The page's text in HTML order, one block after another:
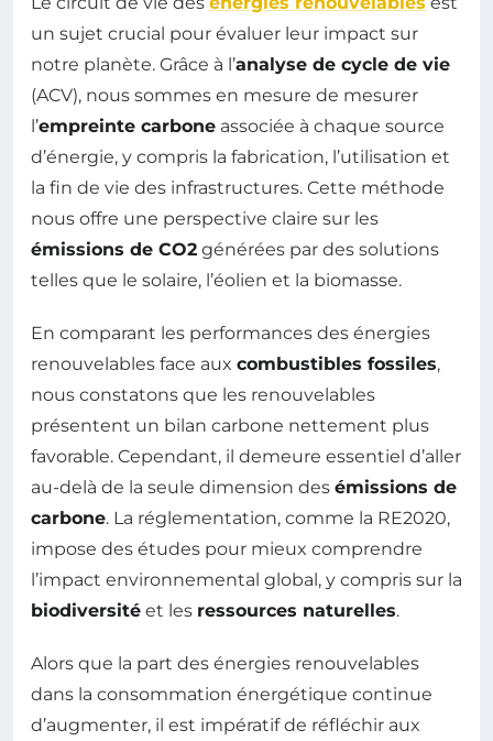
un sujet crucial pour évaluer leur impact sur
notre planète. Grâce à l’analyse de cycle de vie
(ACV), nous sommes en mesure de mesurer
l’empreinte carbone associée à chaque source
d’énergie, y compris la fabrication, l’utilisation et
la fin de vie des infrastructures. Cette méthode
nous offre une perspective claire sur les
émissions de CO2 générées par des solutions
telles que le solaire, l’éolien et la biomasse.
En comparant les performances des énergies
renouvelables face aux combustibles fossiles,
nous constatons que les renouvelables
présentent un bilan carbone nettement plus
favorable. Cependant, il demeure essentiel d’aller
au-delà de la seule dimension des émissions de
carbone. La réglementation, comme la RE2020,
impose des études pour mieux comprendre
l’impact environnemental global, y compris sur la
biodiversité et les ressources naturelles.
Alors que la part des énergies renouvelables
dans la consommation énergétique continue
d’augmenter, il est impératif de réfléchir aux